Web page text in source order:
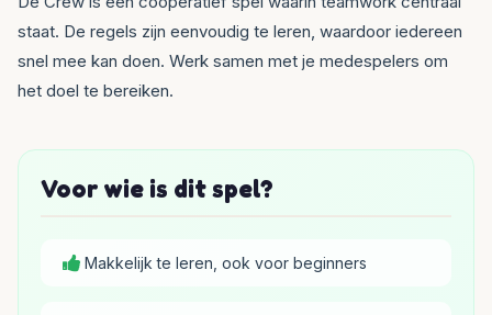
staat. De regels zijn eenvoudig te leren, waardoor iedereen
snel mee kan doen. Werk samen met je medespelers om
het doel te bereiken.
Voor wie is dit spel?
Makkelijk te leren, ook voor beginners